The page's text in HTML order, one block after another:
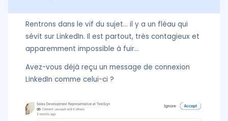
Rentrons dans le vif du sujet… il y a un fléau qui
sévit sur LinkedIn. Il est partout, très contagieux et
apparemment impossible à fuir…
Avez-vous déjà reçu un message de connexion
LinkedIn comme celui-ci ?